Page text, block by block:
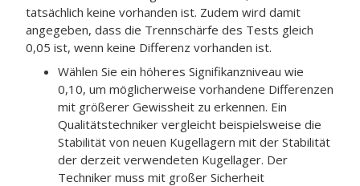
tatsächlich keine vorhanden ist. Zudem wird damit
angegeben, dass die Trennschärfe des Tests gleich
0,05 ist, wenn keine Differenz vorhanden ist.
Wählen Sie ein höheres Signifikanzniveau wie
0,10, um möglicherweise vorhandene Differenzen
mit größerer Gewissheit zu erkennen. Ein
Qualitätstechniker vergleicht beispielsweise die
Stabilität von neuen Kugellagern mit der Stabilität
der derzeit verwendeten Kugellager. Der
Techniker muss mit großer Sicherheit